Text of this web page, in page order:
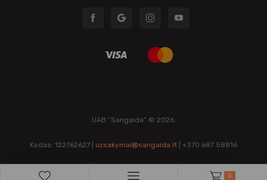
UAB “Sangaida” © 2026.
Kodas: 122762627 | uzsakymai@sangaida.lt | +370 687 58816
0